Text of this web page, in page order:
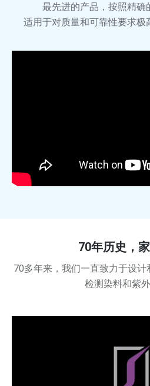
最先进的产品，按照精确
适用于对质量和可靠性要求极
70年历史，
70多年来，我们一直致力于设
检测染料和紫外